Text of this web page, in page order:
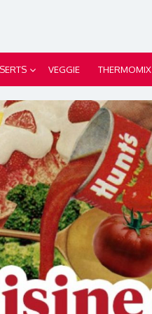
VEGGIE THERMOMIX